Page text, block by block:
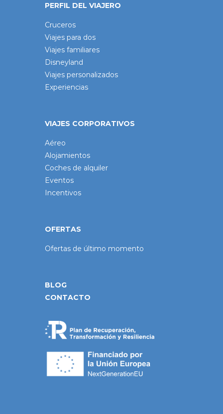
PERFIL DEL VIAJERO
Cruceros
Viajes para dos
Viajes familiares
Disneyland
Viajes personalizados
Experiencias
VIAJES CORPORATIVOS
Aéreo
Alojamientos
Coches de alquiler
Eventos
Incentivos
OFERTAS
Ofertas de último momento
BLOG
CONTACTO